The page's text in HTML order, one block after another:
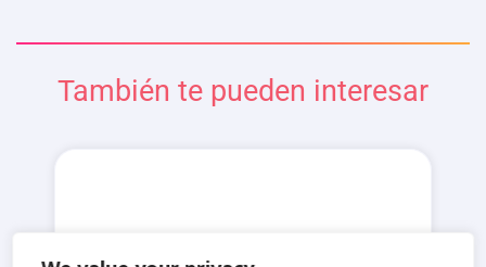
También te pueden interesar